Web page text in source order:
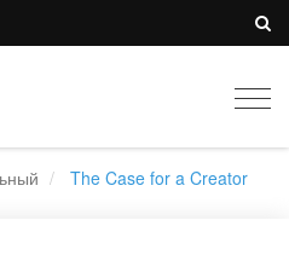
The Case for a Creator